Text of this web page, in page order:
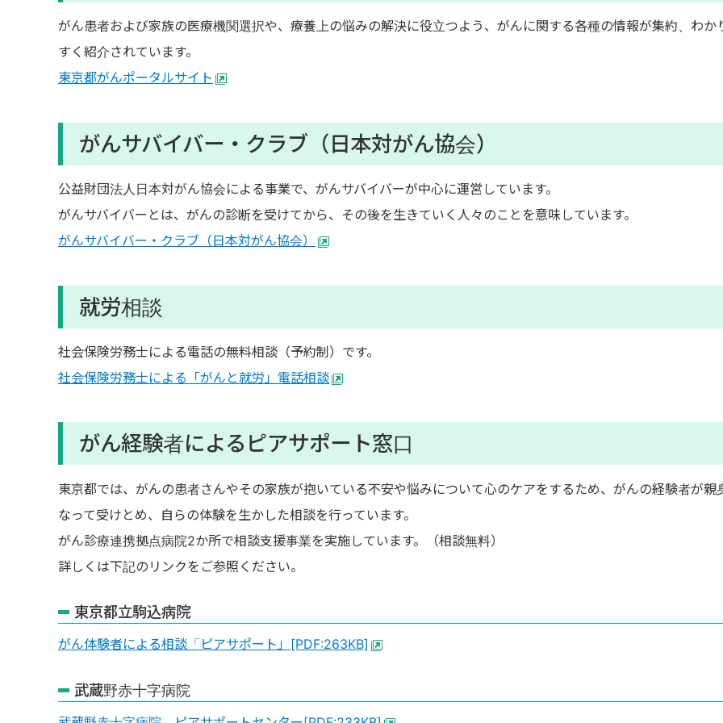
がん患者および家族の医療機関選択や、療養上の悩みの解決に役立つよう、がんに関する各種の情報が集約、わか
すく紹介されています。
東京都がんポータルサイト
がんサバイバー・クラブ（日本対がん協会）
公益財団法人日本対がん協会による事業で、がんサバイバーが中心に運営しています。
がんサバイバーとは、がんの診断を受けてから、その後を生きていく人々のことを意味しています。
がんサバイバー・クラブ（日本対がん協会）
就労相談
社会保険労務士による電話の無料相談（予約制）です。
社会保険労務士による「がんと就労」電話相談
がん経験者によるピアサポート窓口
東京都では、がんの患者さんやその家族が抱いている不安や悩みについて心のケアをするため、がんの経験者が親
なって受けとめ、自らの体験を生かした相談を行っています。
がん診療連携拠点病院2か所で相談支援事業を実施しています。（相談無料）
詳しくは下記のリンクをご参照ください。
東京都立駒込病院
がん体験者による相談「ピアサポート」[PDF:263KB]
武蔵野赤十字病院